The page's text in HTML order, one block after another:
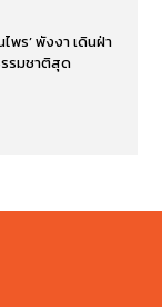
พร’ พังงา เดินฝ่า
รมชาติสุด